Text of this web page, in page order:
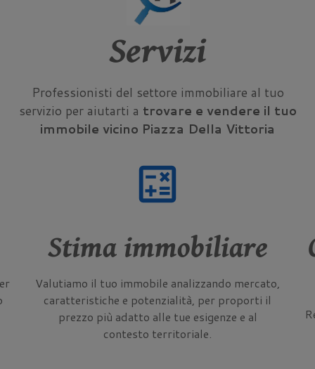
Servizi
Professionisti del settore immobiliare al tuo
servizio per aiutarti a trovare e vendere il tuo
immobile vicino Piazza Della Vittoria
calculate
Stima immobiliare
Valutiamo il tuo immobile analizzando mercato,
caratteristiche e potenzialità, per proporti il
prezzo più adatto alle tue esigenze e al
contesto territoriale.